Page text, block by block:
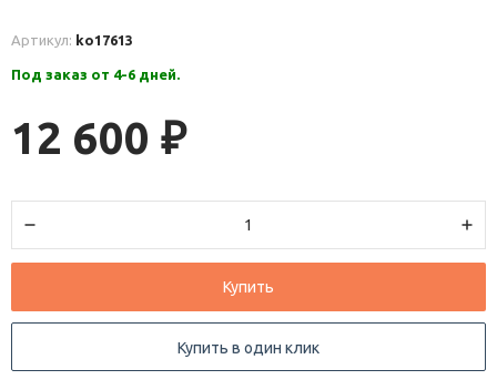
Артикул: ko17613
Под заказ от 4-6 дней.
12 600 ₽
Купить
Купить в один клик